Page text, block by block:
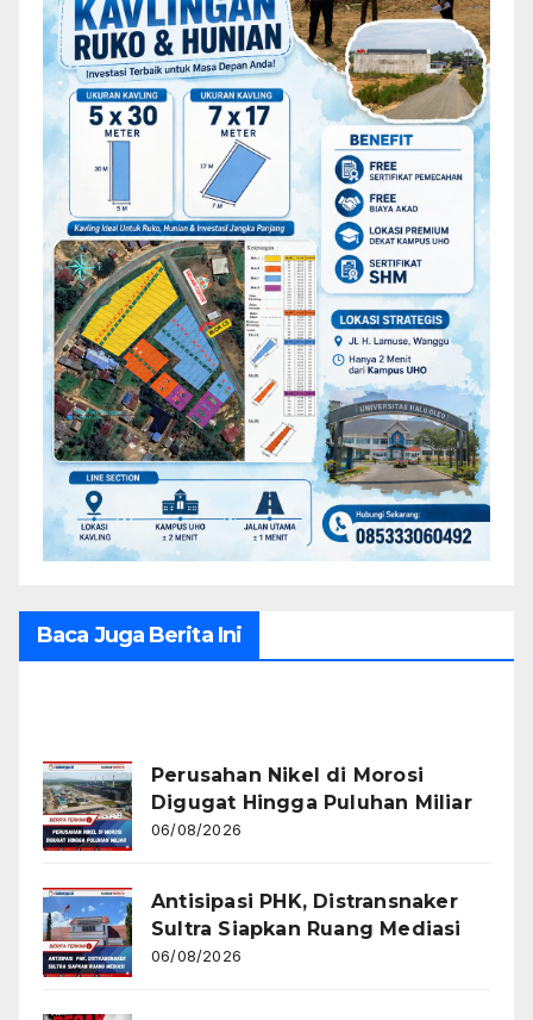
Baca Juga Berita Ini
Perusahan Nikel di Morosi
Digugat Hingga Puluhan Miliar
06/08/2026
Antisipasi PHK, Distransnaker
Sultra Siapkan Ruang Mediasi
06/08/2026